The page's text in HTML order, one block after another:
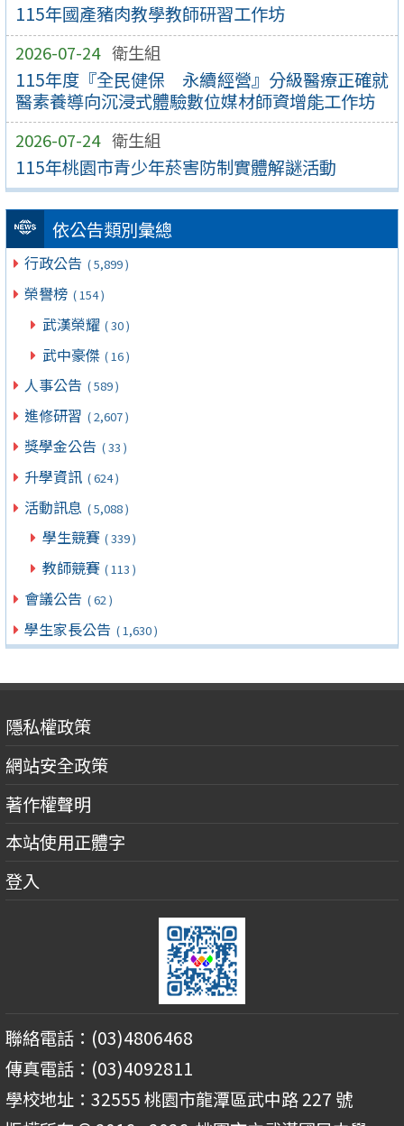
115年國產豬肉教學教師研習工作坊
2026-07-24 衛生組
115年度『全民健保 永續經營』分級醫療正確就
醫素養導向沉浸式體驗數位媒材師資增能工作坊
2026-07-24 衛生組
115年桃園市青少年菸害防制實體解謎活動
依公告類別彙總
行政公告 ( 5,899 )
榮譽榜 ( 154 )
武漢榮耀 ( 30 )
武中豪傑 ( 16 )
人事公告 ( 589 )
進修研習 ( 2,607 )
獎學金公告 ( 33 )
升學資訊 ( 624 )
活動訊息 ( 5,088 )
學生競賽 ( 339 )
教師競賽 ( 113 )
會議公告 ( 62 )
學生家長公告 ( 1,630 )
隱私權政策
網站安全政策
著作權聲明
本站使用正體字
登入
聯絡電話：(03)4806468
傳真電話：(03)4092811
學校地址：32555 桃園市龍潭區武中路 227 號